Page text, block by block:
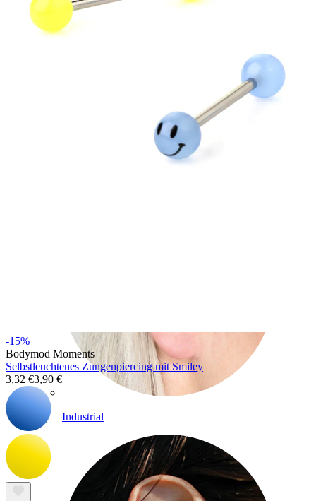
Industrial
-15%
Bodymod Moments
Selbstleuchtenes Zungenpiercing mit Smiley
3,32 €3,90 €